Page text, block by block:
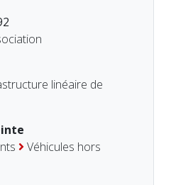
linéaire de
Véhicules hors